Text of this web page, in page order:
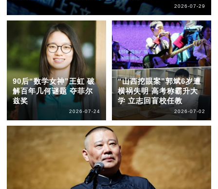
2026-07-29
90后“数学女神”王虹 破
解百年几何谜题 夺菲尔
兹奖
2026-07-24
“山西挖眼案”郭斌6岁遭
横祸失明 高考称霸升大
学 立志回盲校任教
2026-07-02